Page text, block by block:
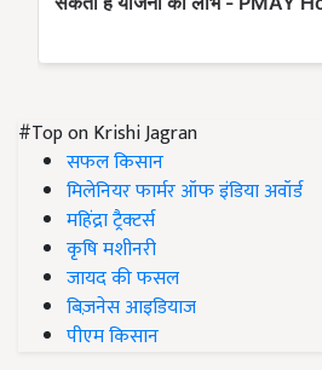
#Top on Krishi Jagran
सफल किसान
मिलेनियर फार्मर ऑफ इंडिया अवॉर्ड
महिंद्रा ट्रैक्टर्स
कृषि मशीनरी
जायद की फसल
बिज़नेस आइडियाज
पीएम किसान